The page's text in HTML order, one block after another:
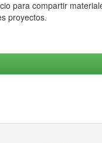
para compartir
proyectos.